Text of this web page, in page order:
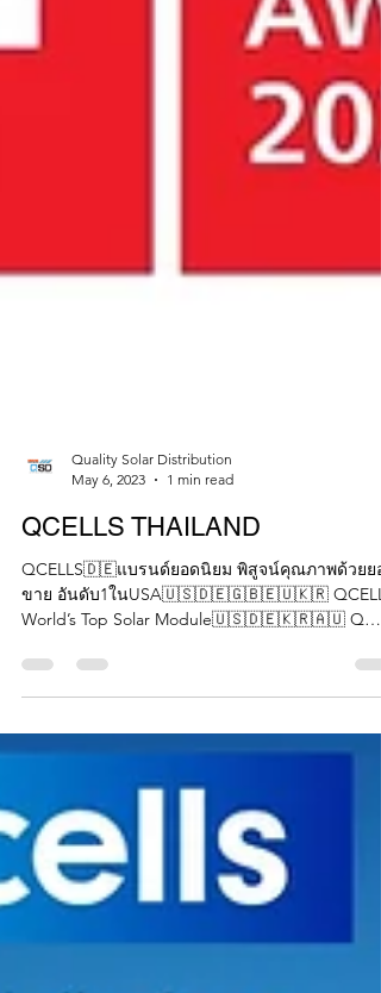
Quality Solar Distribution
May 6, 2023
1 min read
QCELLS THAILAND
QCELLS🇩🇪แบรนด์ยอดนิยม พิสูจน์คุณภาพด้วยยอ
World’s Top Solar Module🇺🇸🇩🇪🇰🇷🇦🇺 Q
CELLS...